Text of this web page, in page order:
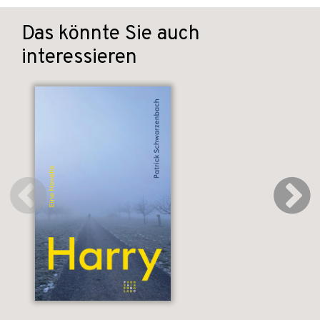
Das könnte Sie auch
interessieren